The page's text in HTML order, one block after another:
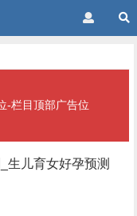
-栏目顶部广告位
生儿育女好孕预测